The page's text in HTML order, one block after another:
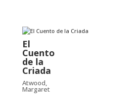
El
Cuento
de la
Criada
Atwood,
Margaret